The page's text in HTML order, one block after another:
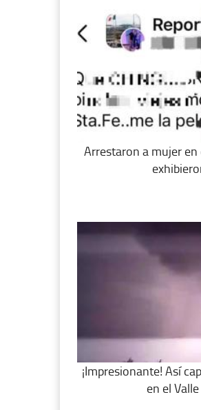
Arrestaron a mujer en
¡Impresionante! Así
en el